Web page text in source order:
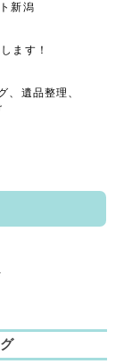
新潟
ます！
、遺品整理、